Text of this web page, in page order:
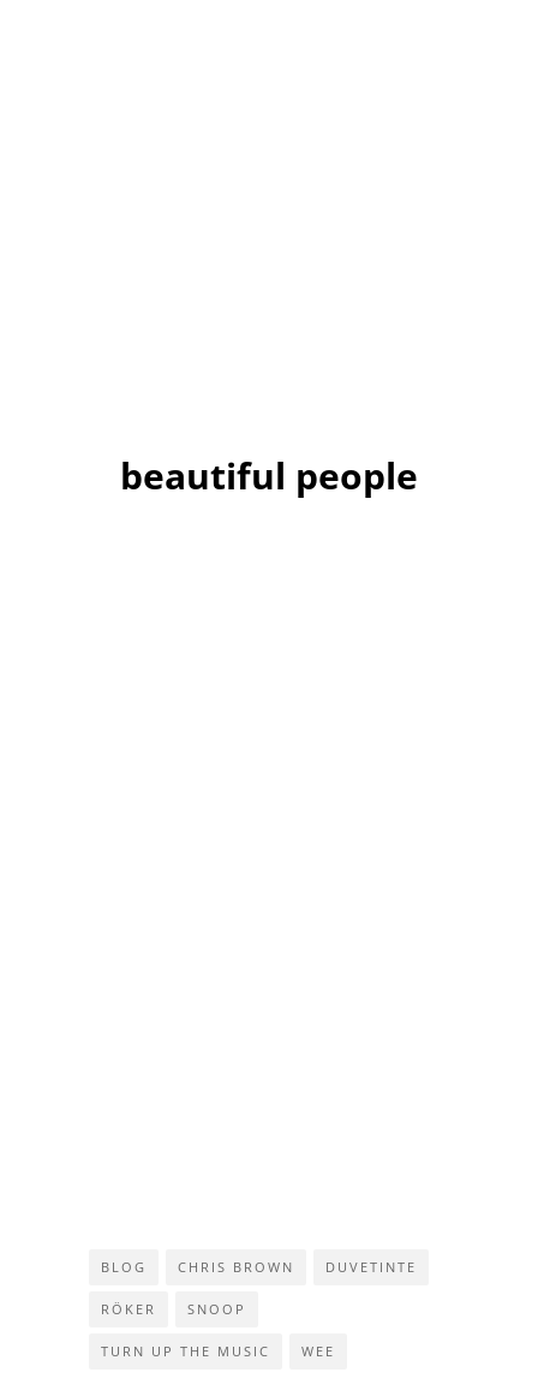
beautiful people
BLOG CHRIS BROWN DUVETINTE
RÖKER SNOOP
TURN UP THE MUSIC WEE